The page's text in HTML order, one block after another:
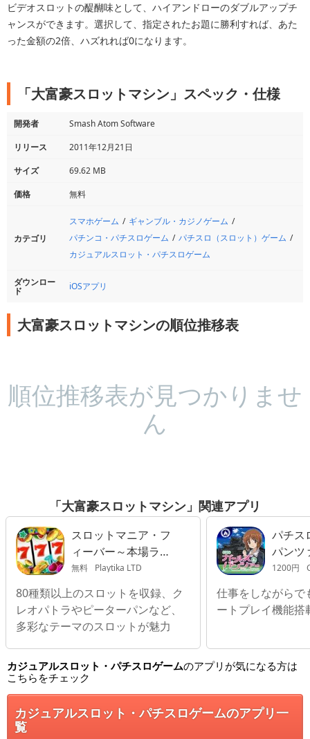
ビデオスロットの醍醐味として、ハイアンドローのダブルアップチ
ャンスができます。選択して、指定されたお題に勝利すれば、あた
った金額の2倍、ハズれれば0になります。
「大富豪スロットマシン」スペック・仕様
開発者
Smash Atom Software
リリース
2011年12月21日
サイズ
69.62 MB
価格
無料
カテゴリ
スマホゲーム
ギャンブル・カジノゲーム
パチンコ・パチスロゲーム
パチスロ（スロット）ゲーム
カジュアルスロット・パチスロゲーム
ダウンロー
ド iOSアプリ
大富豪スロットマシンの順位推移表
順位推移表が見つかりませ
ん
「大富豪スロットマシン」関連アプリ
スロットマニア・フ
ィーバー～本場ラス
ベガススロット
無料 Playtika LTD
80種類以上のスロットを収録、ク
レオパトラやピーターパンなど、
多彩なテーマのスロットが魅力
パチス
パンツ
1200円
仕事をしながらで
ートプレイ機能搭
カジュアルスロット・パチスロゲームのアプリが気になる方は
こちらをチェック
カジュアルスロット・パチスロゲームのアプリ一
覧